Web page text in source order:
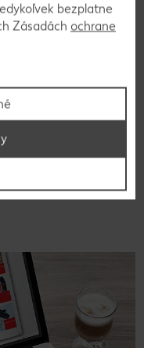
tu správne!
a vyberajte z
bezplatne
Zásadách ochrane